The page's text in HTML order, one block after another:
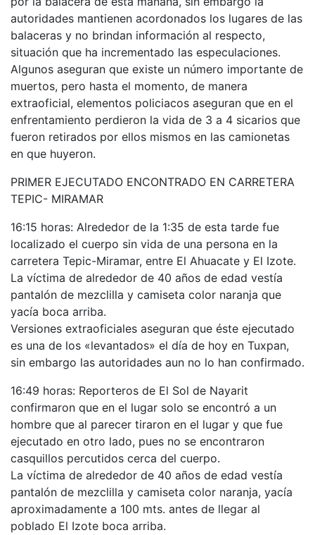
autoridades mantienen acordonados los lugares de las
balaceras y no brindan información al respecto,
situación que ha incrementado las especulaciones.
Algunos aseguran que existe un número importante de
muertos, pero hasta el momento, de manera
extraoficial, elementos policiacos aseguran que en el
enfrentamiento perdieron la vida de 3 a 4 sicarios que
fueron retirados por ellos mismos en las camionetas
en que huyeron.
PRIMER EJECUTADO ENCONTRADO EN CARRETERA
TEPIC- MIRAMAR
16:15 horas: Alrededor de la 1:35 de esta tarde fue
localizado el cuerpo sin vida de una persona en la
carretera Tepic-Miramar, entre El Ahuacate y El Izote.
La víctima de alrededor de 40 años de edad vestía
pantalón de mezclilla y camiseta color naranja que
yacía boca arriba.
Versiones extraoficiales aseguran que éste ejecutado
es una de los «levantados» el día de hoy en Tuxpan,
sin embargo las autoridades aun no lo han confirmado.
16:49 horas: Reporteros de El Sol de Nayarit
confirmaron que en el lugar solo se encontró a un
hombre que al parecer tiraron en el lugar y que fue
ejecutado en otro lado, pues no se encontraron
casquillos percutidos cerca del cuerpo.
La víctima de alrededor de 40 años de edad vestía
pantalón de mezclilla y camiseta color naranja, yacía
aproximadamente a 100 mts. antes de llegar al
poblado El Izote boca arriba.